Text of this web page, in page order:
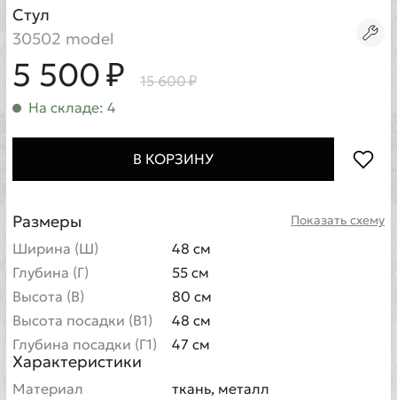
Стул
30502 model
5 500 ₽
15 600 ₽
На складе: 4
В КОРЗИНУ
Показать схему
Размеры
Ширина (Ш)
48 см
Глубина (Г)
55 см
Высота (В)
80 см
Высота посадки (В1)
48 см
Глубина посадки (Г1)
47 см
Характеристики
Материал
ткань, металл